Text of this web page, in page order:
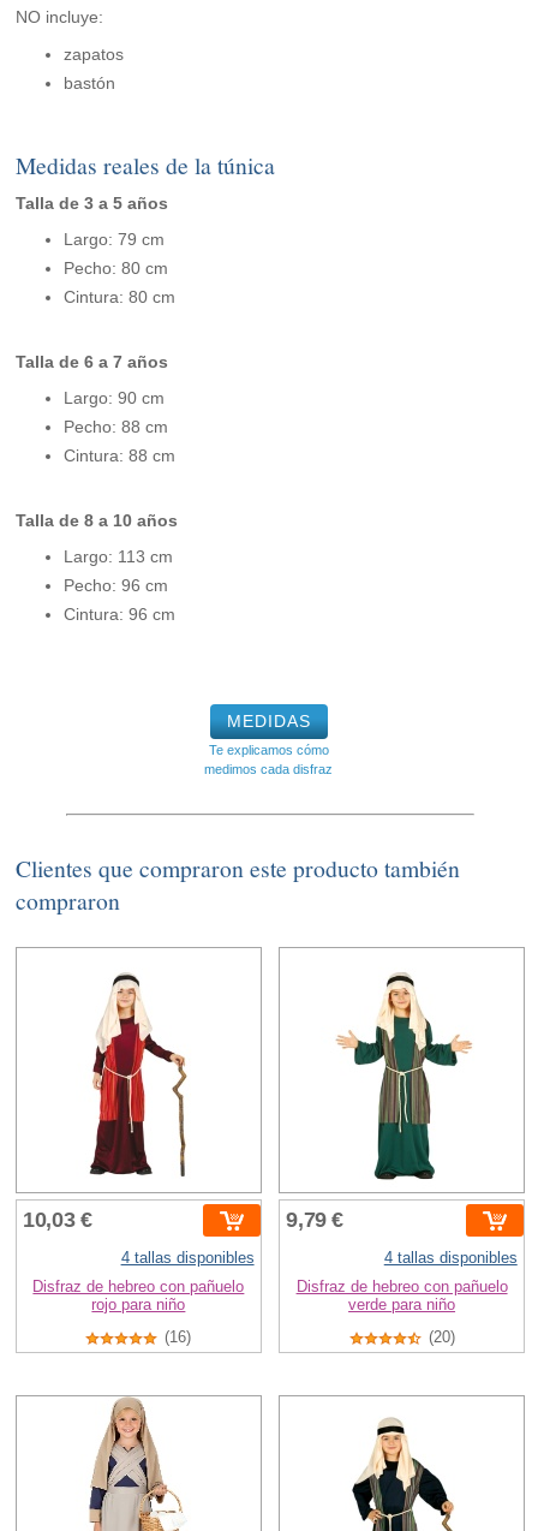
NO incluye:
zapatos
bastón
Medidas reales de la túnica
Talla de 3 a 5 años
Largo: 79 cm
Pecho: 80 cm
Cintura: 80 cm
Talla de 6 a 7 años
Largo: 90 cm
Pecho: 88 cm
Cintura: 88 cm
Talla de 8 a 10 años
Largo: 113 cm
Pecho: 96 cm
Cintura: 96 cm
MEDIDAS
Te explicamos cómo
medimos cada disfraz
Clientes que compraron este producto también
compraron
10,03 €
4 tallas disponibles
Disfraz de hebreo con pañuelo
rojo para niño
(16)
9,79 €
4 tallas disponibles
Disfraz de hebreo con pañuelo
verde para niño
(20)